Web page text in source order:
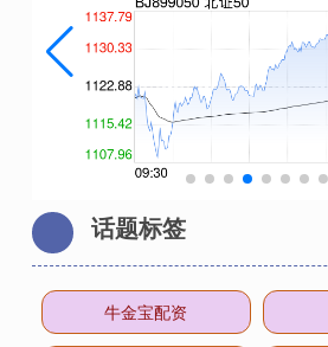
话题标签
牛金宝配资